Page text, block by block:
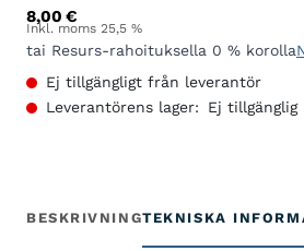
8,00€
Inkl. moms 25,5 %
tai Resurs-rahoituksella 0 % korolla
Ej tillgängligt från leverantör
Leverantörens lager:
Ej tillgänglig
BESKRIVNINGTEKNISKA